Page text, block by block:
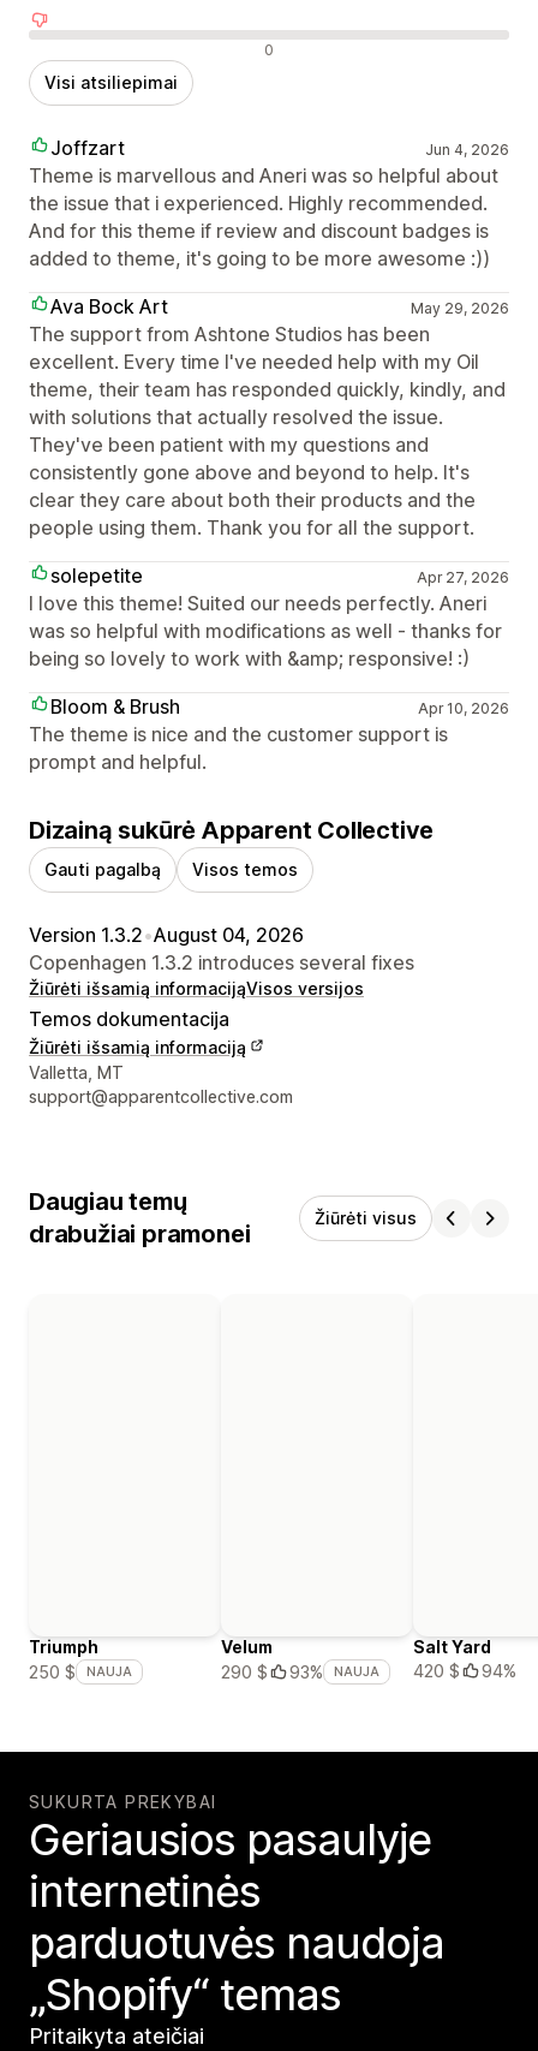
Neigiami atsiliepimai 0
Visi atsiliepimai
Joffzart Jun 4, 2026
Theme is marvellous and Aneri was so helpful about
the issue that i experienced. Highly recommended.
And for this theme if review and discount badges is
added to theme, it's going to be more awesome :))
Ava Bock Art
May 29, 2026
The support from Ashtone Studios has been
excellent. Every time I've needed help with my Oil
theme, their team has responded quickly, kindly, and
with solutions that actually resolved the issue.
They've been patient with my questions and
consistently gone above and beyond to help. It's
clear they care about both their products and the
people using them. Thank you for all the support.
solepetite
Apr 27, 2026
I love this theme! Suited our needs perfectly. Aneri
was so helpful with modifications as well - thanks for
being so lovely to work with &amp; responsive! :)
Bloom & Brush
Apr 10, 2026
The theme is nice and the customer support is
prompt and helpful.
Dizainą sukūrė Apparent Collective
Gauti pagalbą Visos temos
Version 1.3.2•August 04, 2026
Copenhagen 1.3.2 introduces several fixes
Žiūrėti išsamią informacijąVisos versijos
Temos dokumentacija
Žiūrėti išsamią informaciją
Kūrėjo kontaktiniai duomenys
Valletta, MT
support@apparentcollective.com
Daugiau temų
drabužiai pramonei
Žiūrėti visus
Triumph
250 $
NAUJA
Velum
290 $
93% NAUJA
Salt Yard
420 $
94%
SUKURTA PREKYBAI
Geriausios pasaulyje
internetinės
parduotuvės naudoja
„Shopify“ temas
Pritaikyta ateičiai